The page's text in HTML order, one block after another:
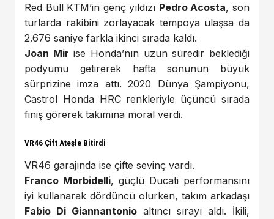
Red Bull KTM’in genç yıldızı Pedro Acosta, son
turlarda rakibini zorlayacak tempoya ulaşsa da
2.676 saniye farkla ikinci sırada kaldı.
Joan Mir ise Honda’nın uzun süredir beklediği
podyumu getirerek hafta sonunun büyük
sürprizine imza attı. 2020 Dünya Şampiyonu,
Castrol Honda HRC renkleriyle üçüncü sırada
finiş görerek takımına moral verdi.
VR46 Çift Ateşle Bitirdi
VR46 garajında ise çifte sevinç vardı.
Franco Morbidelli, güçlü Ducati performansını
iyi kullanarak dördüncü olurken, takım arkadaşı
Fabio Di Giannantonio altıncı sırayı aldı. İkili,